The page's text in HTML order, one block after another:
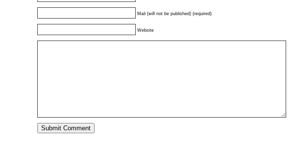
Mail (will not be published) (required)
Website